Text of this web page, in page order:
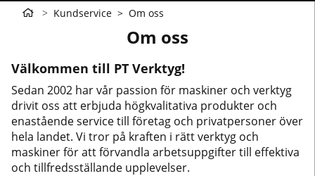
Kundservice Om oss
Om oss
Välkommen till PT Verktyg!
Sedan 2002 har vår passion för maskiner och verktyg
drivit oss att erbjuda högkvalitativa produkter och
enastående service till företag och privatpersoner över
hela landet. Vi tror på kraften i rätt verktyg och
maskiner för att förvandla arbetsuppgifter till effektiva
och tillfredsställande upplevelser.